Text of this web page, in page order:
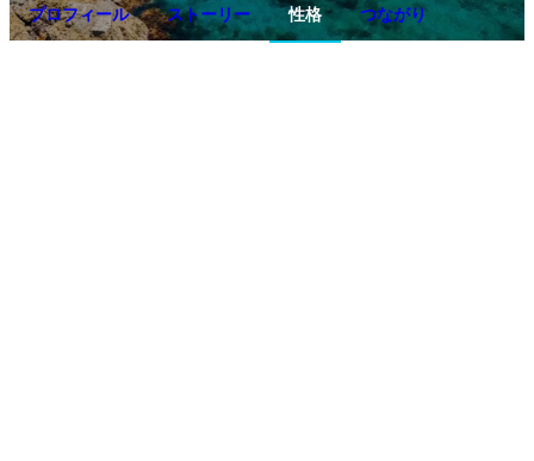
プロフィール ストーリー 性格 つながり